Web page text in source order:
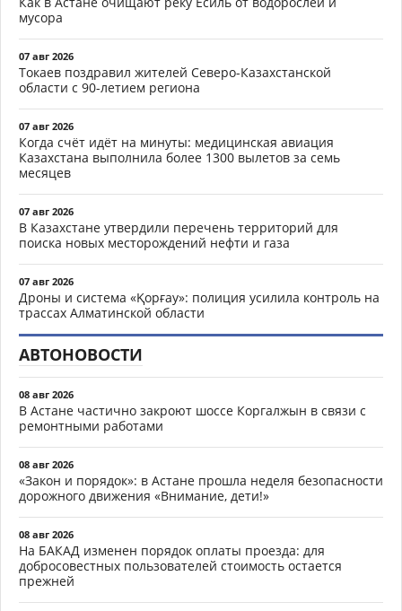
мусора
07 авг 2026
Токаев поздравил жителей Северо-Казахстанской
области с 90-летием региона
07 авг 2026
Когда счёт идёт на минуты: медицинская авиация
Казахстана выполнила более 1300 вылетов за семь
месяцев
07 авг 2026
В Казахстане утвердили перечень территорий для
поиска новых месторождений нефти и газа
07 авг 2026
Дроны и система «Қорғау»: полиция усилила контроль на
трассах Алматинской области
АВТОНОВОСТИ
08 авг 2026
В Астане частично закроют шоссе Коргалжын в связи с
ремонтными работами
08 авг 2026
«Закон и порядок»: в Астане прошла неделя безопасности
дорожного движения «Внимание, дети!»
08 авг 2026
На БАКАД изменен порядок оплаты проезда: для
добросовестных пользователей стоимость остается
прежней